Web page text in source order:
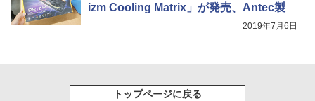
izm Cooling Matrix」が発売、Antec製
2019年7月6日
トップページに戻る